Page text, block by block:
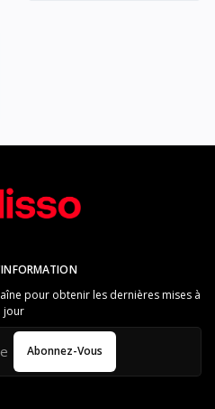
pour obtenir les dernières mises à
jour
Abonnez-Vous